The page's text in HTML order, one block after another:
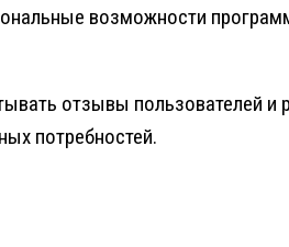
возможности
отзывы пользователей и
потребностей.